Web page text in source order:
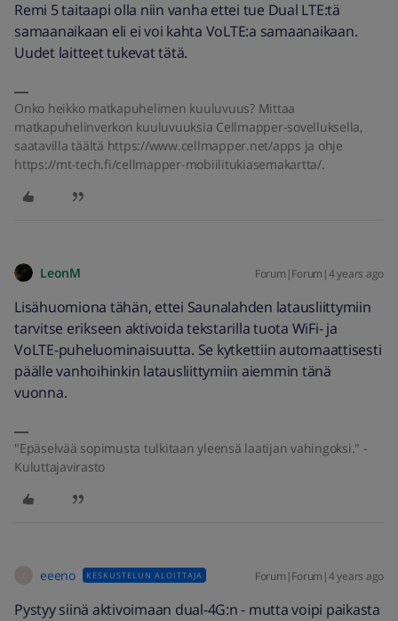
Remi 5 taitaapi olla niin vanha ettei tue Dual LTE:tä
samaanaikaan eli ei voi kahta VoLTE:a samaanaikaan.
Uudet laitteet tukevat tätä.
Onko heikko matkapuhelimen kuuluvuus? Mittaa
matkapuhelinverkon kuuluvuuksia Cellmapper-sovelluksella,
saatavilla täältä https://www.cellmapper.net/apps ja ohje
https://mt-tech.fi/cellmapper-mobiilitukiasemakartta/.
LeonM Forum|Forum|4 years ago
Lisähuomiona tähän, ettei Saunalahden latausliittymiin
tarvitse erikseen aktivoida tekstarilla tuota WiFi- ja
VoLTE-puheluominaisuutta. Se kytkettiin automaattisesti
päälle vanhoihinkin latausliittymiin aiemmin tänä
vuonna.
"Epäselvää sopimusta tulkitaan yleensä laatijan vahingoksi." -
Kuluttajavirasto
eeeno KESKUSTELUN ALOITTAJA Forum|Forum|4 years ago
Pystyy siinä aktivoimaan dual-4G:n - mutta voipi paikasta